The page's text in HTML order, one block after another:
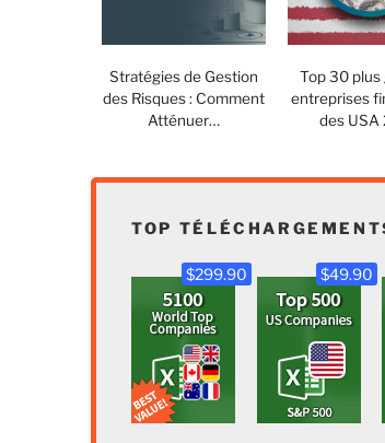
Stratégies de Gestion
des Risques : Comment
Atténuer…
Top 30 plus
entreprises
des USA
TOP
$299.90 $49.90